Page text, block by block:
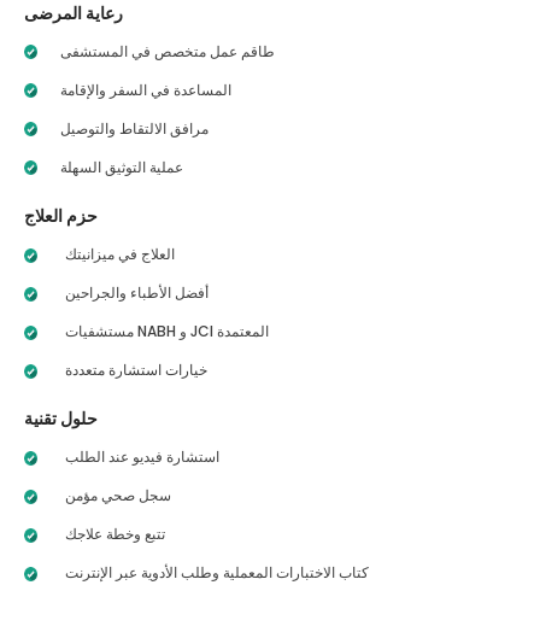
رعاية المرضى
طاقم عمل متخصص في المستشفى
المساعدة في السفر والإقامة
مرافق الالتقاط والتوصيل
عملية التوثيق السهلة
حزم العلاج
العلاج في ميزانيتك
أفضل الأطباء والجراحين
مستشفيات NABH و JCI المعتمدة
خيارات استشارة متعددة
حلول تقنية
استشارة فيديو عند الطلب
سجل صحي مؤمن
تتبع وخطة علاجك
كتاب الاختبارات المعملية وطلب الأدوية عبر الإنترنت